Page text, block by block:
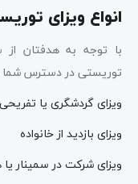
انواع ویزای
با توجه به هدفتان از
توریستی در دسترس شما
ویزای گردشگری یا تفریحی
ویزای بازدید از خانواده
ویزای شرکت در سمینار